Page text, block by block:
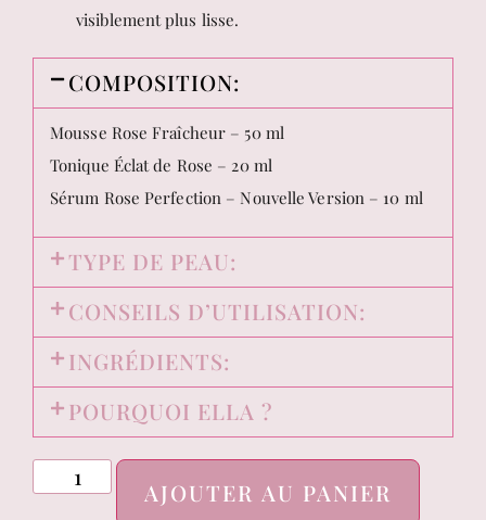
visiblement plus lisse.
COMPOSITION:
Mousse Rose Fraîcheur – 50 ml
Tonique Éclat de Rose – 20 ml
Sérum Rose Perfection – Nouvelle Version – 10 ml
TYPE DE PEAU:
CONSEILS D’UTILISATION:
INGRÉDIENTS:
POURQUOI ELLA ?
AJOUTER AU PANIER